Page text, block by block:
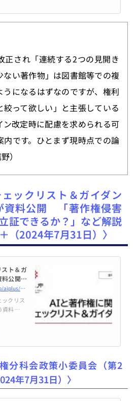
正され「連続する2つの見開き
ない著作物」は図書館等での複
になるはずなのですが、権利
って欲しい」と主張している
ン改定時に配慮を求められる可
です。ひとまず現時点での論
）
ェックリスト＆ガイダン
資料公開 「著作権侵害
証できるか？」など解説
（2024年7月31日）〉
スト＆ガ
料公開
に立証
https://www.itmedia.co.jp/aiplus/articles/2407/31/news177.html
ックリス
料をW
分科会政策小委員会（第2
年7月31日）〉